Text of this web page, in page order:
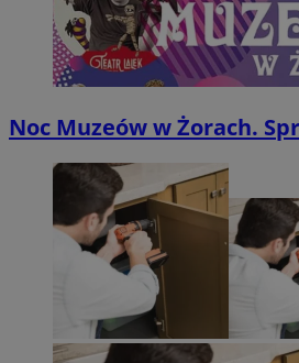
Noc Muzeów w Żorach.